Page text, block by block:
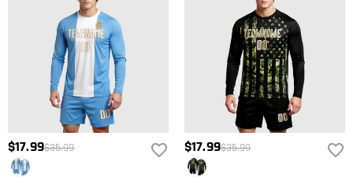
$17.99$35.99 $17.99$35.99